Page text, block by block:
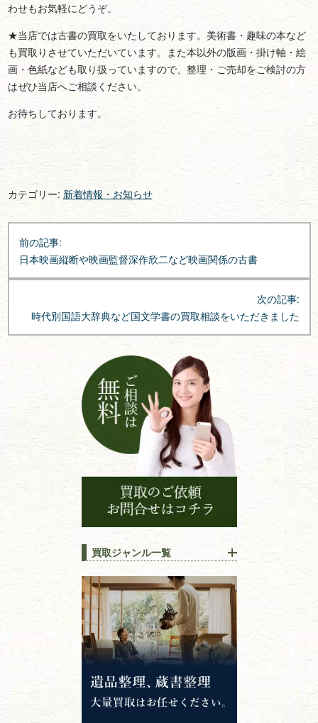
わせもお気軽にどうぞ。
★当店では古書の買取をいたしております。美術書・趣味の本など
も買取りさせていただいています。また本以外の版画・掛け軸・絵
画・色紙なども取り扱っていますので、整理・ご売却をご検討の方
はぜひ当店へご相談ください。
お待ちしております。
カテゴリー: 新着情報・お知らせ
投
稿
ナ
ビ
前の記事:
日本映画縦断や映画監督深作欣二など映画関係の古書
次の記事:
時代別国語大辞典など国文学書の買取相談をいただきました
買取ジャンル一覧
江戸時代の書物
唐本・漢籍・
中国書物・朝鮮本
錦絵・浮世絵・版画・刷り物
専門書・ 学術書
哲学書・思想書